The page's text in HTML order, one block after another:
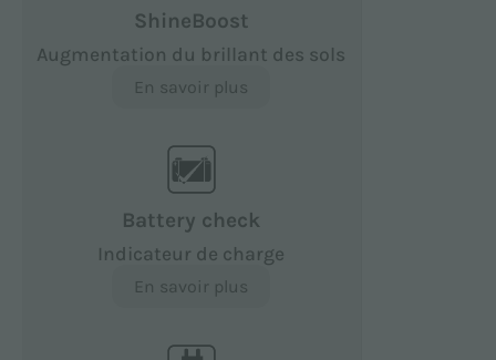
ShineBoost
Augmentation du brillant des sols
En savoir plus
Battery check
Indicateur de charge
En savoir plus